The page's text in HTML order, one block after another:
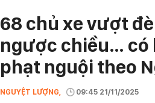
68 chủ xe vượt
ngược chiều… có
phạt nguội theo
NGUYỆT LƯỢNG, 09:45 21/11/2025